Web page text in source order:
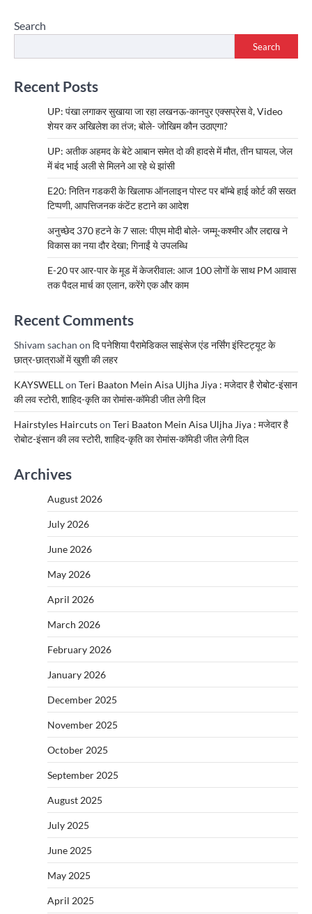
Search
Search
Recent Posts
UP: पंखा लगाकर सुखाया जा रहा लखनऊ-कानपुर एक्सप्रेस वे, Video
शेयर कर अखिलेश का तंज; बोले- जोखिम कौन उठाएगा?
UP: अतीक अहमद के बेटे आबान समेत दो की हादसे में मौत, तीन घायल, जेल
में बंद भाई अली से मिलने आ रहे थे झांसी
E20: नितिन गडकरी के खिलाफ ऑनलाइन पोस्ट पर बॉम्बे हाई कोर्ट की सख्त
टिप्पणी, आपत्तिजनक कंटेंट हटाने का आदेश
अनुच्छेद 370 हटने के 7 साल: पीएम मोदी बोले- जम्मू-कश्मीर और लद्दाख ने
विकास का नया दौर देखा; गिनाईं ये उपलब्धि
E-20 पर आर-पार के मूड में केजरीवाल: आज 100 लोगों के साथ PM आवास
तक पैदल मार्च का एलान, करेंगे एक और काम
Recent Comments
Shivam sachan on दि पनेशिया पैरामेडिकल साइंसेज एंड नर्सिंग इंस्टिट्यूट के
छात्र-छात्राओं में खुशी की लहर
KAYSWELLon Teri Baaton Mein Aisa Uljha Jiya : मजेदार है रोबोट-इंसान
की लव स्टोरी, शाहिद-कृति का रोमांस-कॉमेडी जीत लेगी दिल
Hairstyles Haircutson Teri Baaton Mein Aisa Uljha Jiya : मजेदार है
रोबोट-इंसान की लव स्टोरी, शाहिद-कृति का रोमांस-कॉमेडी जीत लेगी दिल
Archives
August 2026
July 2026
June 2026
May 2026
April 2026
March 2026
February 2026
January 2026
December 2025
November 2025
October 2025
September 2025
August 2025
July 2025
June 2025
May 2025
April 2025